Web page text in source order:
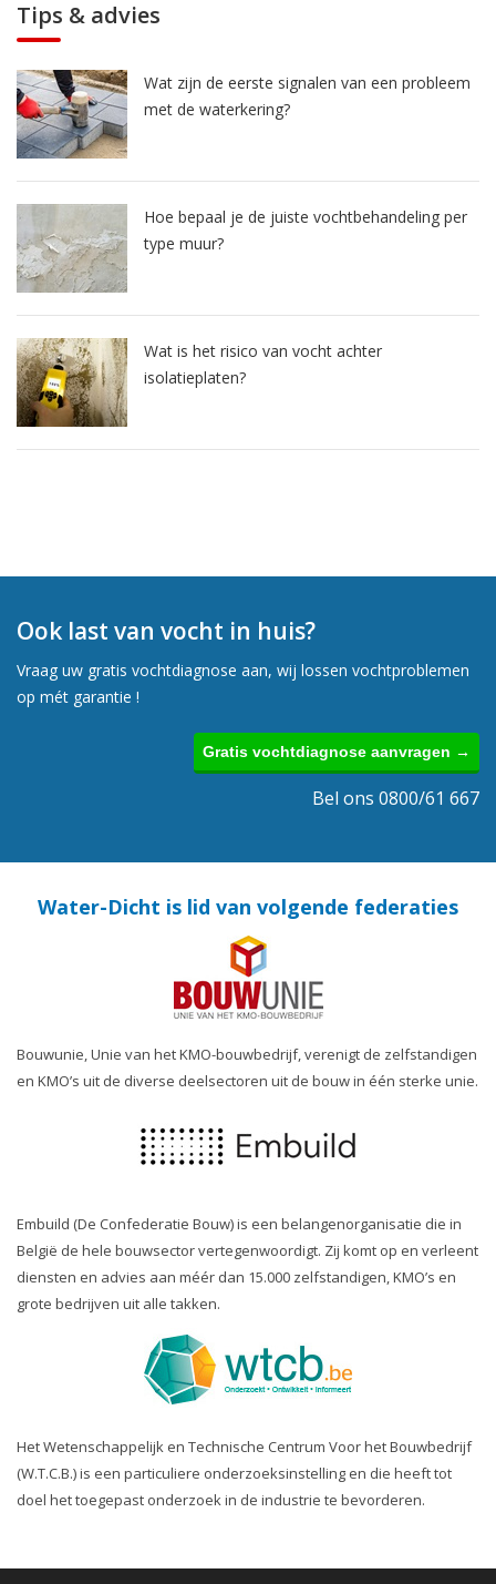
Tips & advies
Wat zijn de eerste signalen van een probleem
met de waterkering?
Hoe bepaal je de juiste vochtbehandeling per
type muur?
Wat is het risico van vocht achter
isolatieplaten?
Ook last van vocht in huis?
Vraag uw gratis vochtdiagnose aan, wij lossen vochtproblemen
op mét garantie !
Gratis vochtdiagnose aanvragen →
Bel ons 0800/61 667
Water-Dicht is lid van volgende federaties
Bouwunie, Unie van het KMO-bouwbedrijf, verenigt de zelfstandigen
en KMO’s uit de diverse deelsectoren uit de bouw in één sterke unie.
Embuild (De Confederatie Bouw) is een belangenorganisatie die in
België de hele bouwsector vertegenwoordigt. Zij komt op en verleent
diensten en advies aan méér dan 15.000 zelfstandigen, KMO’s en
grote bedrijven uit alle takken.
Het Wetenschappelijk en Technische Centrum Voor het Bouwbedrijf
(W.T.C.B.) is een particuliere onderzoeksinstelling en die heeft tot
doel het toegepast onderzoek in de industrie te bevorderen.